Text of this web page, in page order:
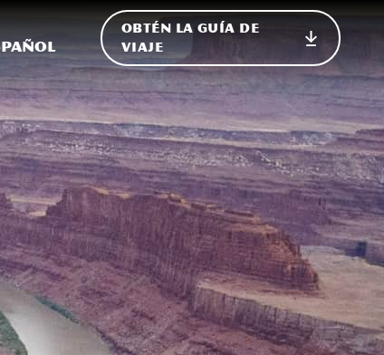
el sitio
Internacional
OBTÉN LA GUÍA DE
VIAJE